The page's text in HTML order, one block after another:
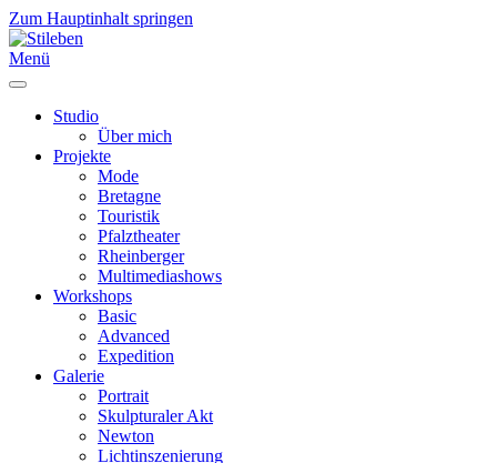
Zum Hauptinhalt springen
Menü
Studio
Über mich
Projekte
Mode
Bretagne
Touristik
Pfalztheater
Rheinberger
Multimediashows
Workshops
Basic
Advanced
Expedition
Galerie
Portrait
Skulpturaler Akt
Newton
Lichtinszenierung